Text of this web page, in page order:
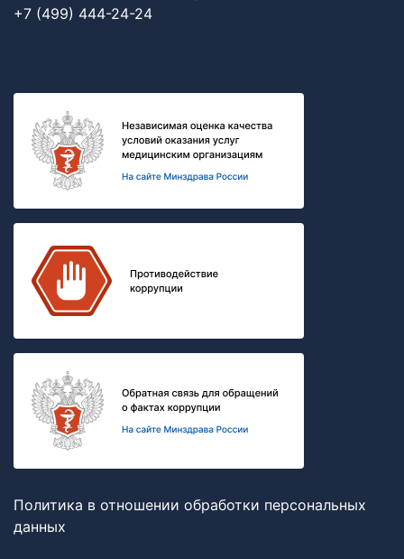
+7 (499) 444-24-24
Политика в отношении обработки персональных
данных